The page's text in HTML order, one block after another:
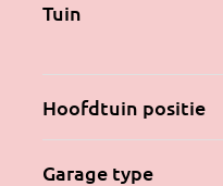
Tuin
Hoofdtuin positie
Garage type